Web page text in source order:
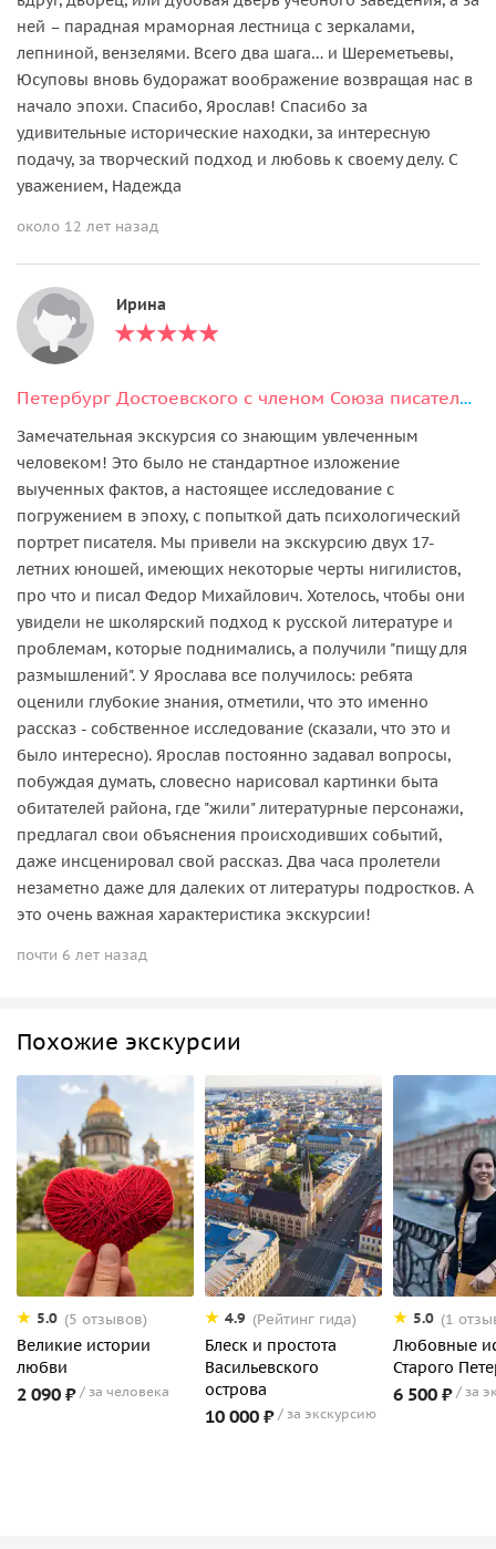
ней – парадная мраморная лестница с зеркалами,
лепниной, вензелями. Всего два шага… и Шереметьевы,
Юсуповы вновь будоражат воображение возвращая нас в
начало эпохи. Спасибо, Ярослав! Спасибо за
удивительные исторические находки, за интересную
подачу, за творческий подход и любовь к своему делу. С
уважением, Надежда
около 12 лет назад
Ирина
Петербург Достоевского с членом Союза писателей
Замечательная экскурсия со знающим увлеченным
человеком! Это было не стандартное изложение
выученных фактов, а настоящее исследование с
погружением в эпоху, с попыткой дать психологический
портрет писателя. Мы привели на экскурсию двух 17-
летних юношей, имеющих некоторые черты нигилистов,
про что и писал Федор Михайлович. Хотелось, чтобы они
увидели не школярский подход к русской литературе и
проблемам, которые поднимались, а получили "пищу для
размышлений". У Ярослава все получилось: ребята
оценили глубокие знания, отметили, что это именно
рассказ - собственное исследование (сказали, что это и
было интересно). Ярослав постоянно задавал вопросы,
побуждая думать, словесно нарисовал картинки быта
обитателей района, где "жили" литературные персонажи,
предлагал свои объяснения происходивших событий,
даже инсценировал свой рассказ. Два часа пролетели
незаметно даже для далеких от литературы подростков. А
это очень важная характеристика экскурсии!
почти 6 лет назад
Похожие экскурсии
5.0 (5 отзывов)
Великие истории
любви
2 090 ₽ за человека
4.9 (Рейтинг гида)
Блеск и простота
Васильевского
острова
10 000 ₽ за экскурсию
5.0 (1
Любовные
Старого
6 500 ₽ за